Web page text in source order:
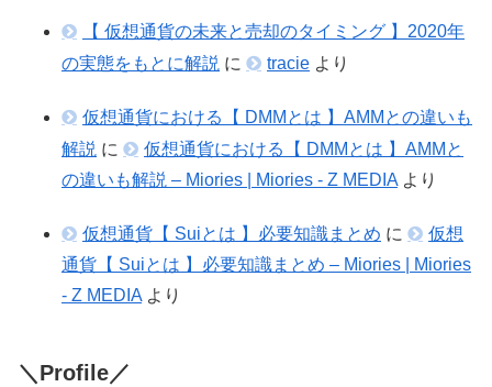
【 仮想通貨の未来と売却のタイミング 】2020年
の実態をもとに解説 に tracie より
仮想通貨における【 DMMとは 】AMMとの違いも
解説 に
仮想通貨における【 DMMとは 】AMMと
の違いも解説 – Miories | Miories - Z MEDIA より
仮想通貨【 Suiとは 】必要知識まとめ に
仮想
通貨【 Suiとは 】必要知識まとめ – Miories | Miories
- Z MEDIA より
＼Profile／